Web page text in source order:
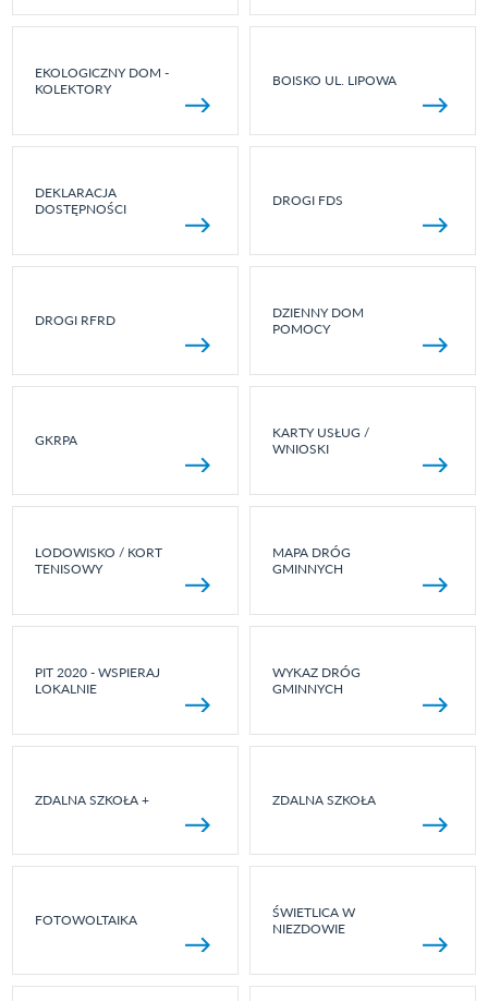
EKOLOGICZNY DOM -
KOLEKTORY
BOISKO UL. LIPOWA
DEKLARACJA
DOSTĘPNOŚCI
DROGI FDS
DROGI RFRD
DZIENNY DOM
POMOCY
GKRPA
KARTY USŁUG /
WNIOSKI
LODOWISKO / KORT
TENISOWY
MAPA DRÓG
GMINNYCH
PIT 2020 - WSPIERAJ
LOKALNIE
WYKAZ DRÓG
GMINNYCH
ZDALNA SZKOŁA + ZDALNA SZKOŁA
FOTOWOLTAIKA
ŚWIETLICA W
NIEZDOWIE